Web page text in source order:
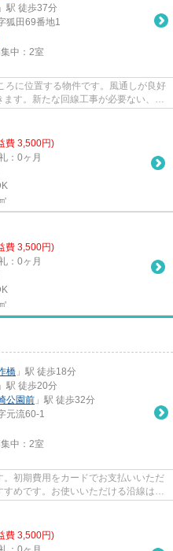
」駅 徒歩37分
狐田69番地1
中： 2室
に位置する物件です。風通しが良好
す。新たな回線工事が必要ない、経
費 3,500円)
：0ヶ月
費 3,500円)
：0ヶ月
橋 」駅 徒歩18分
」駅 徒歩20分
公園前 」駅 徒歩32分
元流60-1
中： 2室
初期費用をカードでお支払いいただ
めです。お使いいただける沿線は2
費 3,500円)